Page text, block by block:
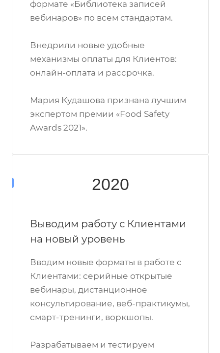
формате «Библиотека записей
вебинаров» по всем стандартам.
Внедрили новые удобные
механизмы оплаты для Клиентов:
онлайн-оплата и рассрочка.
Мария Кудашова признана лучшим
экспертом премии «Food Safety
Awards 2021».
2020
Выводим работу с Клиентами
на новый уровень
Вводим новые форматы в работе с
Клиентами: серийные открытые
вебинары, дистанционное
консультирование, веб-практикумы,
смарт-тренинги, воркшопы.
Разрабатываем и тестируем